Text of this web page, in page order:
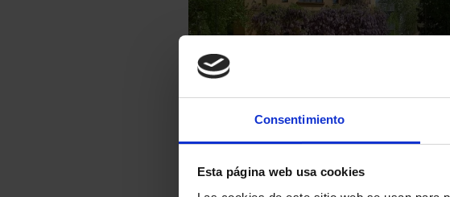
Consentimiento
Esta página web usa cookies